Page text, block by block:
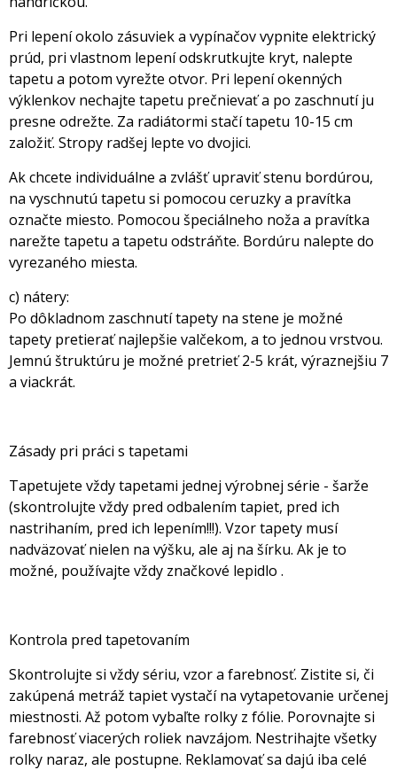
Pri lepení okolo zásuviek a vypínačov vypnite elektrický
prúd, pri vlastnom lepení odskrutkujte kryt, nalepte
tapetu a potom vyrežte otvor. Pri lepení okenných
výklenkov nechajte tapetu prečnievať a po zaschnutí ju
presne odrežte. Za radiátormi stačí tapetu 10-15 cm
založiť. Stropy radšej lepte vo dvojici.
Ak chcete individuálne a zvlášť upraviť stenu bordúrou,
na vyschnutú tapetu si pomocou ceruzky a pravítka
označte miesto. Pomocou špeciálneho noža a pravítka
narežte tapetu a tapetu odstráňte. Bordúru nalepte do
vyrezaného miesta.
c) nátery:
Po dôkladnom zaschnutí tapety na stene je možné
tapety pretierať najlepšie valčekom, a to jednou vrstvou.
Jemnú štruktúru je možné pretrieť 2-5 krát, výraznejšiu 7
a viackrát.
Zásady pri práci s tapetami
Tapetujete vždy tapetami jednej výrobnej série - šarže
(skontrolujte vždy pred odbalením tapiet, pred ich
nastrihaním, pred ich lepením!!!). Vzor tapety musí
nadväzovať nielen na výšku, ale aj na šírku. Ak je to
možné, používajte vždy značkové lepidlo .
Kontrola pred tapetovaním
Skontrolujte si vždy sériu, vzor a farebnosť. Zistite si, či
zakúpená metráž tapiet vystačí na vytapetovanie určenej
miestnosti. Až potom vybaľte rolky z fólie. Porovnajte si
farebnosť viacerých roliek navzájom. Nestrihajte všetky
rolky naraz, ale postupne. Reklamovať sa dajú iba celé